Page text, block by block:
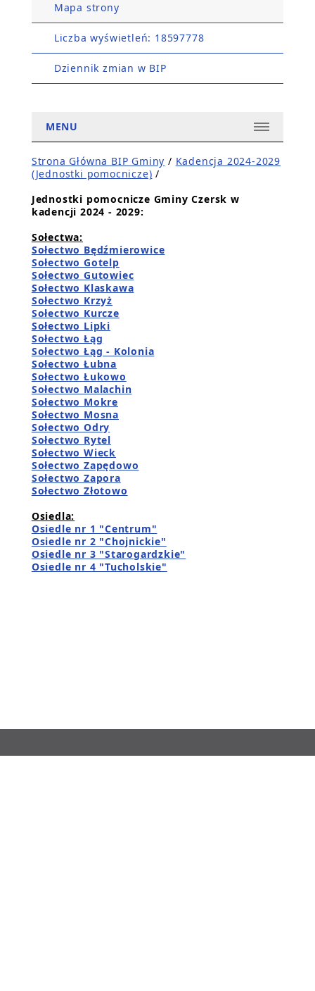
Mapa strony
Liczba wyświetleń: 18597778
Dziennik zmian w BIP
MENU
Strona Główna BIP Gminy / Kadencja 2024-2029
(Jednostki pomocnicze) /
Jednostki pomocnicze Gminy Czersk w
kadencji 2024 - 2029:
Sołectwa:
Sołectwo Będźmierowice
Sołectwo Gotelp
Sołectwo Gutowiec
Sołectwo Klaskawa
Sołectwo Krzyż
Sołectwo Kurcze
Sołectwo Lipki
Sołectwo Łąg
Sołectwo Łąg - Kolonia
Sołectwo Łubna
Sołectwo Łukowo
Sołectwo Malachin
Sołectwo Mokre
Sołectwo Mosna
Sołectwo Odry
Sołectwo Rytel
Sołectwo Wieck
Sołectwo Zapędowo
Sołectwo Zapora
Sołectwo Złotowo
Osiedla:
Osiedle nr 1 "Centrum"
Osiedle nr 2 "Chojnickie"
Osiedle nr 3 "Starogardzkie"
Osiedle nr 4 "Tucholskie"